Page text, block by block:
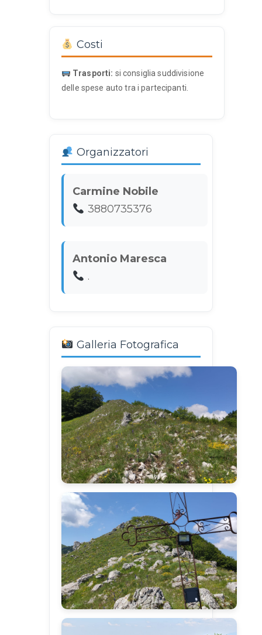
Costi
Trasporti: si consiglia suddivisione
delle spese auto tra i partecipanti.
Organizzatori
Carmine Nobile
3880735376
Antonio Maresca
.
Galleria Fotografica